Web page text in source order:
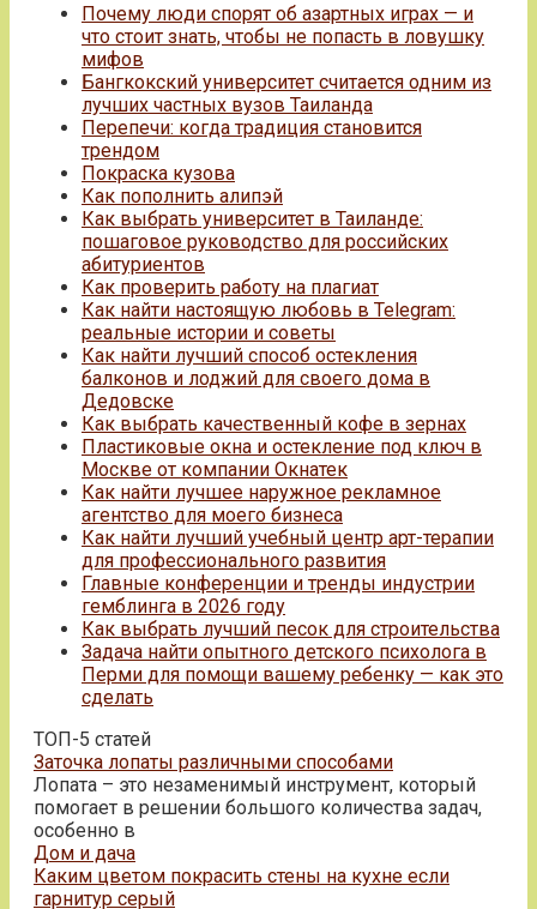
Почему люди спорят об азартных играх — и
что стоит знать, чтобы не попасть в ловушку
мифов
Бангкокский университет считается одним из
лучших частных вузов Таиланда
Перепечи: когда традиция становится
трендом
Покраска кузова
Как пополнить алипэй
Как выбрать университет в Таиланде:
пошаговое руководство для российских
абитуриентов
Как проверить работу на плагиат
Как найти настоящую любовь в Telegram:
реальные истории и советы
Как найти лучший способ остекления
балконов и лоджий для своего дома в
Дедовске
Как выбрать качественный кофе в зернах
Пластиковые окна и остекление под ключ в
Москве от компании Окнатек
Как найти лучшее наружное рекламное
агентство для моего бизнеса
Как найти лучший учебный центр арт-терапии
для профессионального развития
Главные конференции и тренды индустрии
гемблинга в 2026 году
Как выбрать лучший песок для строительства
Задача найти опытного детского психолога в
Перми для помощи вашему ребенку — как это
сделать
ТОП-5 статей
Заточка лопаты различными способами
Лопата – это незаменимый инструмент, который
помогает в решении большого количества задач,
особенно в
Дом и дача
Каким цветом покрасить стены на кухне если
гарнитур серый